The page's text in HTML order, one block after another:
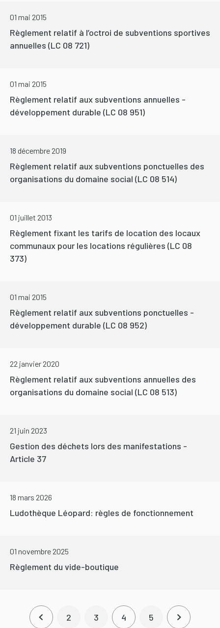
Règlement relatif à l’octroi de subventions sportives
annuelles (LC 08 721)
01 mai 2015
Règlement relatif aux subventions annuelles -
développement durable (LC 08 951)
01 mai 2015
Règlement relatif aux subventions ponctuelles des
organisations du domaine social (LC 08 514)
18 décembre 2019
Règlement fixant les tarifs de location des locaux
communaux pour les locations régulières (LC 08
373)
01 juillet 2013
Règlement relatif aux subventions ponctuelles -
développement durable (LC 08 952)
01 mai 2015
Règlement relatif aux subventions annuelles des
organisations du domaine social (LC 08 513)
22 janvier 2020
Gestion des déchets lors des manifestations -
Article 37
21 juin 2023
Ludothèque Léopard: règles de fonctionnement
18 mars 2026
Règlement du vide-boutique
01 novembre 2025
Pagination
Page précédente
Page
2 Page
3 Page courante
4 Page
5 Page